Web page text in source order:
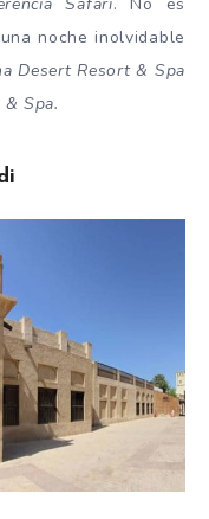
noche inolvidable
Desert Resort & Spa
Spa.